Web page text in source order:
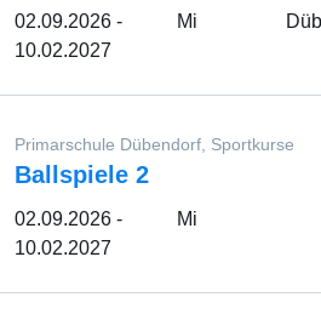
02.09.2026 -
10.02.2027
Mi
Primarschule Dübendorf, Sportkurse
Ballspiele 2
02.09.2026 -
10.02.2027
Mi